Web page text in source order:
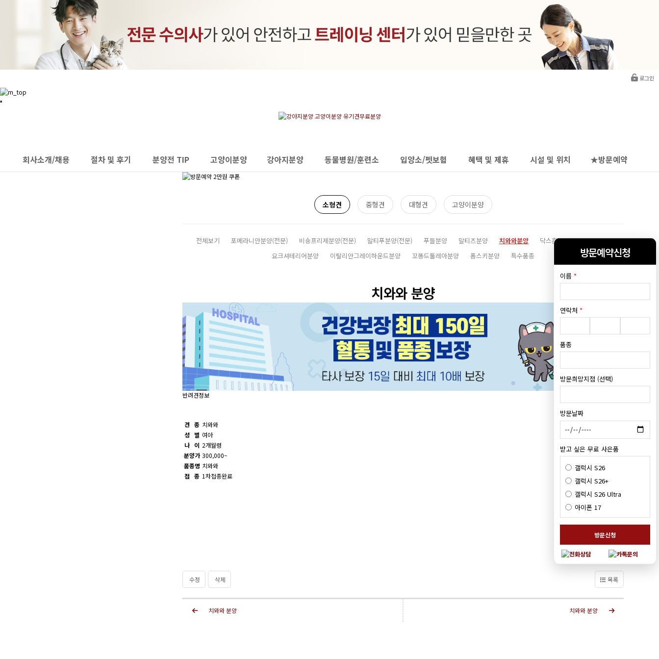
로그인
회사소개/채용 절차 및 후기 분양전 TIP 고양이분양 강아지분양 동물병원/훈련소 입양소/펫보험 혜택 및 제휴 시설 및 위치 ★방문예약
소형견 중형견 대형견 고양이분양
전체보기 포메라니안분양(전문) 비숑프리제분양(전문) 말티푸분양(전문) 푸들분양 말티즈분양 치와와분양 닥스훈트분양
시츄분양
요크셔테리어분양
이탈리안그레이하운드분양 꼬똥드툴레아분양 폼스키분양 특수품종
치와와 분양
반려견정보
견 종 치와와
성 별 여아
나 이 2개월령
분양가 300,000~
품종명 치와와
접 종 1차접종완료
수정 삭제 목록
치와와 분양 치와와 분양
방문예약신청
이름 *
연락처 *
품종
방문희망지점 (선택)
방문날짜
받고 싶은 무료 사은품
갤럭시 S26
갤럭시 S26+
갤럭시 S26 Ultra
아이폰 17
방문신청